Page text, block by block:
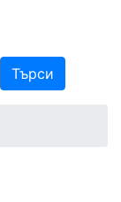
Търси